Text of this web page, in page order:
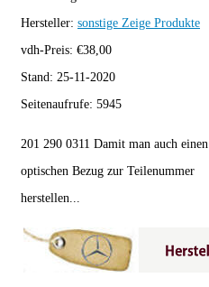
Hersteller: sonstige Zeige Produkte
vdh-Preis: €38,00
Stand: 25-11-2020
Seitenaufrufe: 5945
201 290 0311 Damit man auch einen
optischen Bezug zur Teilenummer
herstellen...